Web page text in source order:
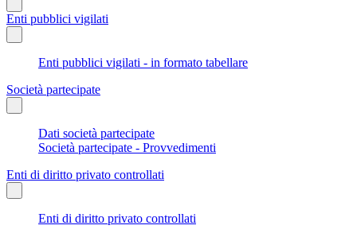
Enti pubblici vigilati
Enti pubblici vigilati - in formato tabellare
Società partecipate
Dati società partecipate
Società partecipate - Provvedimenti
Enti di diritto privato controllati
Enti di diritto privato controllati